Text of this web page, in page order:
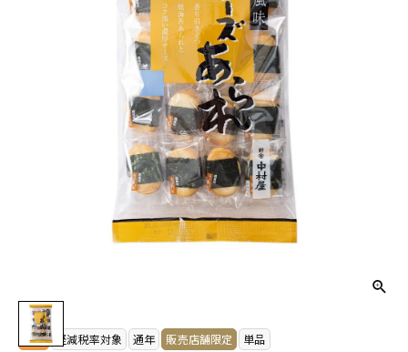
常温 軽減税率対象 通年 販売店舗限定 単品